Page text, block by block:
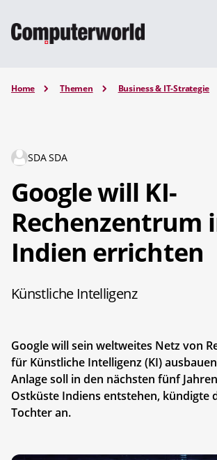
Home Themen Business & IT-Strategie
SDA SDA
Google will KI-
Rechenzentrum
Indien errichten
Künstliche Intelligenz
Google will sein weltweites Netz von
für Künstliche Intelligenz (KI)
Anlage soll in den nächsten fünf
Ostküste Indiens entstehen, kündigte
Tochter an.